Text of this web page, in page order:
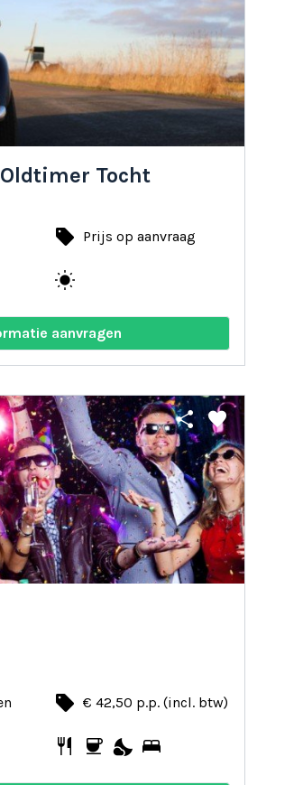
Tocht
local_offer Prijs op aanvraag
wb_sunny
aanvragen
share favorite
local_offer € 42,50 p.p. (incl. btw)
restaurant coffee nights_stay bed